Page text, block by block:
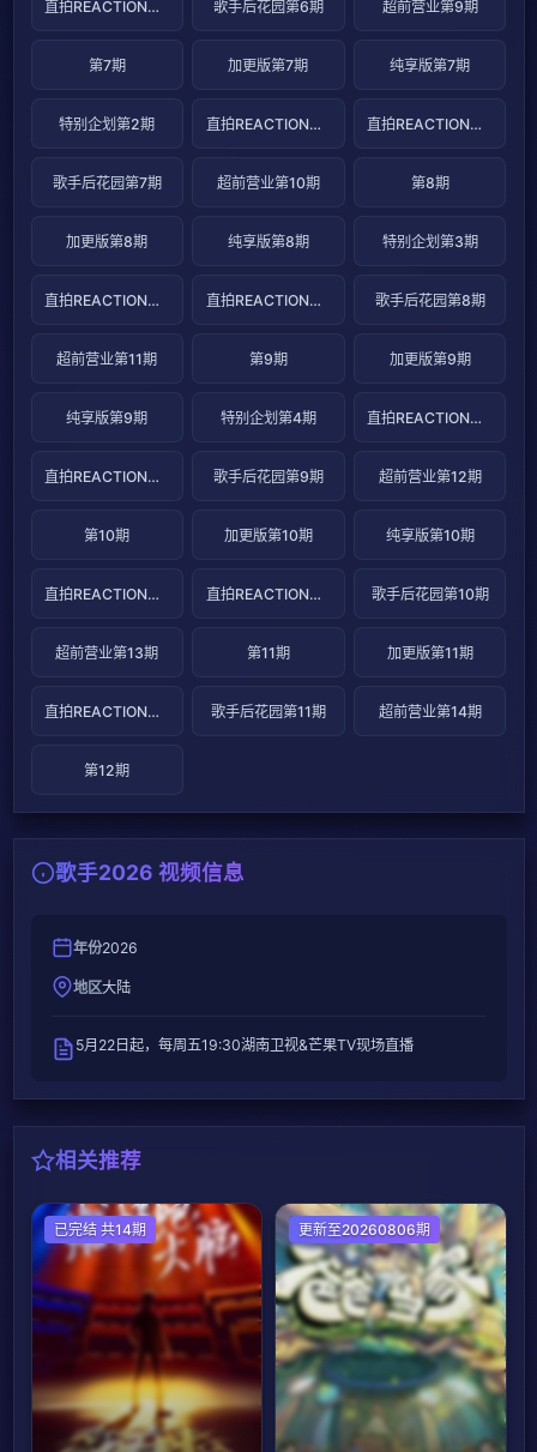
直拍REACTION第12期 歌手后花园第6期 超前营业第9期
第7期 加更版第7期 纯享版第7期
特别企划第2期 直拍REACTION第13期 直拍REACTION第14期
歌手后花园第7期 超前营业第10期 第8期
加更版第8期 纯享版第8期 特别企划第3期
直拍REACTION第15期 直拍REACTION第16期 歌手后花园第8期
超前营业第11期 第9期 加更版第9期
纯享版第9期 特别企划第4期 直拍REACTION第17期
直拍REACTION第18期 歌手后花园第9期 超前营业第12期
第10期 加更版第10期 纯享版第10期
直拍REACTION第19期 直拍REACTION第20期 歌手后花园第10期
超前营业第13期 第11期 加更版第11期
直拍REACTION第21期 歌手后花园第11期 超前营业第14期
第12期
歌手2026 视频信息
年份2026
地区大陆
5月22日起，每周五19:30湖南卫视&芒果TV现场直播
相关推荐
大陆综艺
已完结 共14期 大陆综艺
更新至20260806期